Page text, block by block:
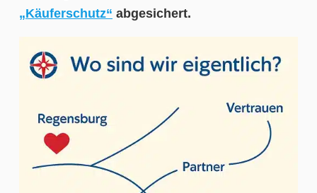
„Käuferschutz“ abgesichert.